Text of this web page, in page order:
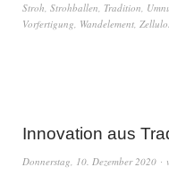
Stroh, Strohballen, Tradition,
Vorfertigung, Wandelement,
Innovation aus
Donnerstag, 10. Dezember 2020